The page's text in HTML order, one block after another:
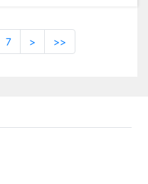
7 > >>